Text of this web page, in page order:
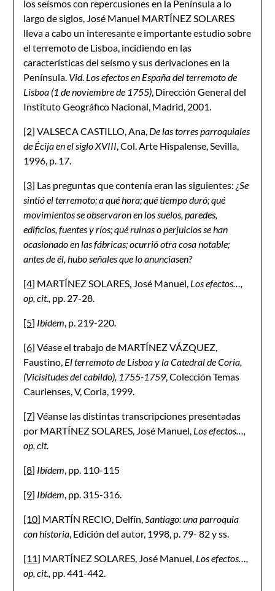
los seísmos con repercusiones en la Península a lo
largo de siglos, José Manuel MARTÍNEZ SOLARES
lleva a cabo un interesante e importante estudio sobre
el terremoto de Lisboa, incidiendo en las
características del seísmo y sus derivaciones en la
Península. Vid. Los efectos en España del terremoto de
Lisboa (1 de noviembre de 1755), Dirección General del
Instituto Geográfico Nacional, Madrid, 2001.
[2] VALSECA CASTILLO, Ana, De las torres parroquiales
de Écija en el siglo XVIII, Col. Arte Hispalense, Sevilla,
1996, p. 17.
[3] Las preguntas que contenía eran las siguientes:¿Se
sintió el terremoto; a qué hora; qué tiempo duró; qué
movimientos se observaron en los suelos, paredes,
edificios, fuentes y ríos; qué ruinas o perjuicios se han
ocasionado en las fábricas; ocurrió otra cosa notable;
antes de él, hubo señales que lo anunciasen?
[4] MARTÍNEZ SOLARES, José Manuel, Los efectos…,
op, cit., pp. 27-28.
[5] Ibídem, p. 219-220.
[6] Véase el trabajo de MARTÍNEZ VÁZQUEZ,
Faustino, El terremoto de Lisboa y la Catedral de Coria,
(Vicisitudes del cabildo), 1755-1759, Colección Temas
Caurienses, V, Coria, 1999.
[7] Véanse las distintas transcripciones presentadas
por MARTÍNEZ SOLARES, José Manuel, Los efectos…,
op, cit.
[8] Ibídem, pp. 110-115
[9] Ibídem, pp. 315-316.
[10] MARTÍN RECIO, Delfín,Santiago: una parroquia
con historia, Edición del autor, 1998, p. 79- 82 y ss.
[11] MARTÍNEZ SOLARES, José Manuel, Los efectos…,
op, cit., pp. 441-442.